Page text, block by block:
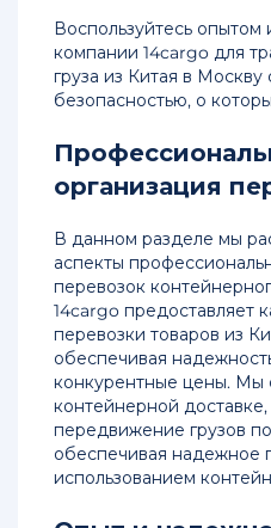
в
Новороссийск
Доставка
из
Китая
ключ
Доставка
грузов
из
Китая
в
Челябинск
Лучшие
keyboard_arrow_down
Воспользуйтесь
компании 14cargo для
груза из Китая в
безопасностью, о
организация
В данном разделе мы
аспекты
перевозок
14cargo предоставляет
перевозки товаров из
обеспечивая
конкурентные цены. Мы
контейнерной
передвижение грузов
обеспечивая надежное
использованием